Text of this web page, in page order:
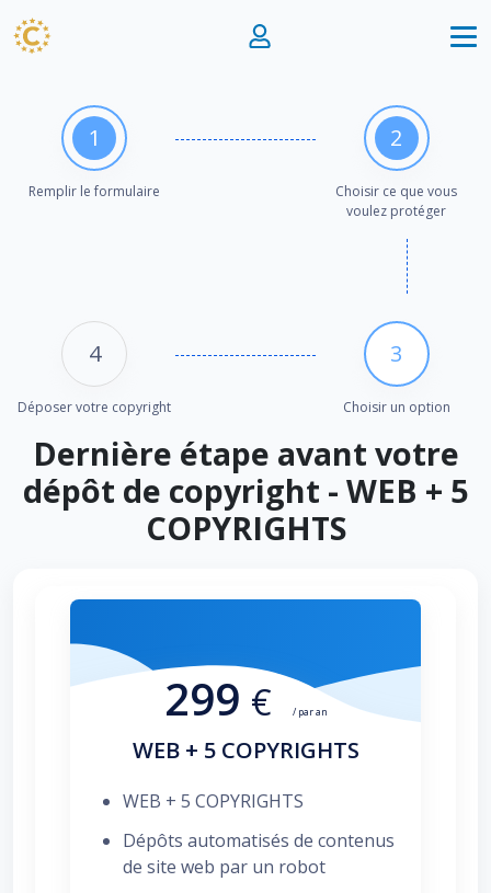
1
Remplir le formulaire
2
Choisir ce que vous
voulez protéger
3
Choisir un option
4
Déposer votre copyright
Dernière étape avant votre
dépôt de copyright - WEB + 5
COPYRIGHTS
299 € / par an
WEB + 5 COPYRIGHTS
WEB + 5 COPYRIGHTS
Dépôts automatisés de contenus
de site web par un robot